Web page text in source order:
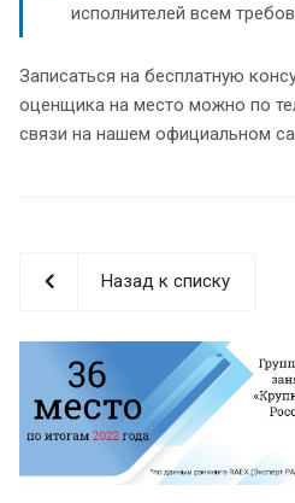
исполнителей всем
Записаться на бесплатную
оценщика на место можно по
связи на нашем официальном
Назад к списку